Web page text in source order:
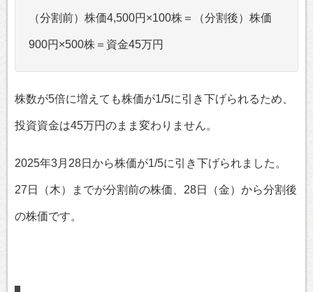
（分割前）株価4,500円×100株＝（分割後）株価
900円×500株＝資金45万円
株数が5倍に増えても株価が1/5に引き下げられるため、
投資資金は45万円のまま変わりません。
2025年3月28日から株価が1/5に引き下げられました。
27日（木）までが分割前の株価、28日（金）から分割後
の株価です。